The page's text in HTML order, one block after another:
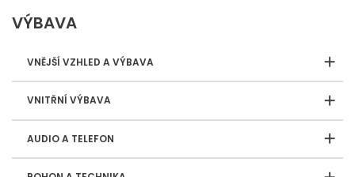
VÝBAVA
VNĚJŠÍ VZHLED A VÝBAVA
VNITŘNÍ VÝBAVA
AUDIO A TELEFON